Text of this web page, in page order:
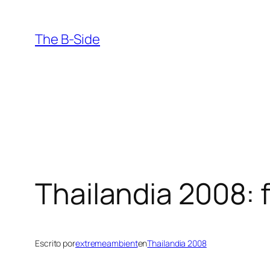
contenido
The B-Side
Thailandia 2008:
Escrito porextremeambientenThailandia 2008